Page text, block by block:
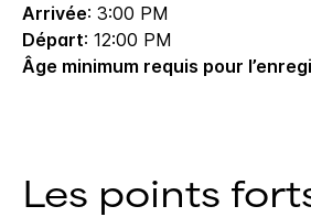
Arrivée: 3:00 PM
Départ: 12:00 PM
Âge minimum requis pour
Les points